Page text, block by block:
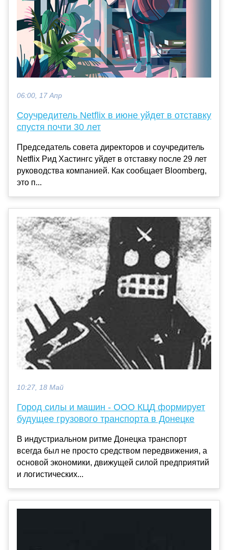
06:00, 17 Апр
Соучредитель Netflix в июне уйдет в отставку
спустя почти 30 лет
Председатель совета директоров и соучредитель
Netflix Рид Хастингс уйдет в отставку после 29 лет
руководства компанией. Как сообщает Bloomberg,
это п...
10:27, 18 Май
Город силы и машин - ООО КЦД формирует
будущее грузового транспорта в Донецке
В индустриальном ритме Донецка транспорт
всегда был не просто средством передвижения, а
основой экономики, движущей силой предприятий
и логистических...